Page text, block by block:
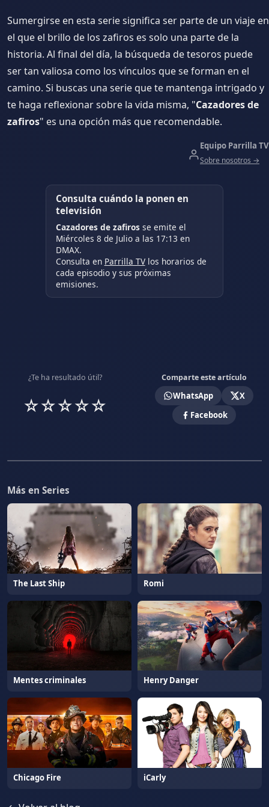
Sumergirse en esta serie significa ser parte de un viaje en
el que el brillo de los zafiros es solo una parte de la
historia. Al final del día, la búsqueda de tesoros puede
ser tan valiosa como los vínculos que se forman en el
camino. Si buscas una serie que te mantenga intrigado y
te haga reflexionar sobre la vida misma, "Cazadores de
zafiros" es una opción más que recomendable.
Equipo Parrilla TV
Sobre nosotros →
Consulta cuándo la ponen en
televisión
Cazadores de zafirosse emite el
Miércoles 8 de Julio a las 17:13 en
DMAX.
Consulta en Parrilla TVlos horarios de
cada episodio y sus próximas
emisiones.
¿Te ha resultado útil? Comparte este artículo
☆☆☆☆☆ WhatsApp
X
Facebook
Más en Series
The Last Ship Romi
Mentes criminales Henry Danger
Chicago Fire iCarly